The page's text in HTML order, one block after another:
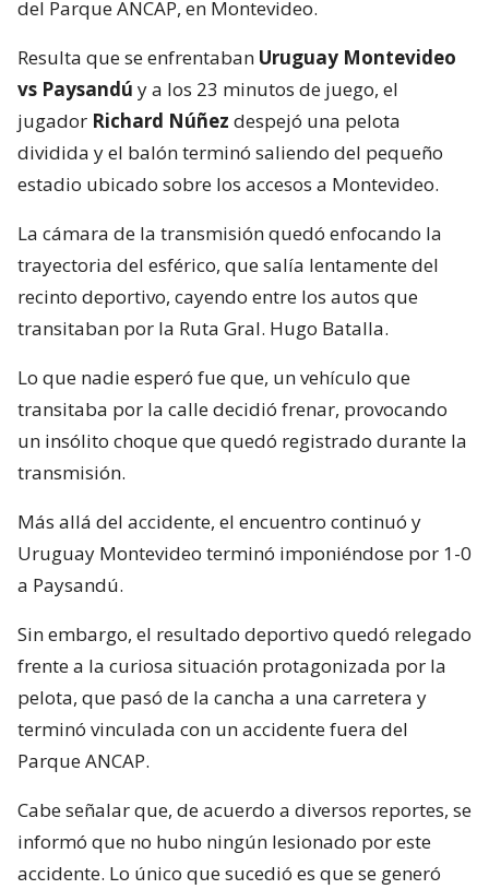
del Parque ANCAP, en Montevideo.
Resulta que se enfrentaban Uruguay Montevideo
vs Paysandú y a los 23 minutos de juego, el
jugador Richard Núñez despejó una pelota
dividida y el balón terminó saliendo del pequeño
estadio ubicado sobre los accesos a Montevideo.
La cámara de la transmisión quedó enfocando la
trayectoria del esférico, que salía lentamente del
recinto deportivo, cayendo entre los autos que
transitaban por la Ruta Gral. Hugo Batalla.
Lo que nadie esperó fue que, un vehículo que
transitaba por la calle decidió frenar, provocando
un insólito choque que quedó registrado durante la
transmisión.
Más allá del accidente, el encuentro continuó y
Uruguay Montevideo terminó imponiéndose por 1-0
a Paysandú.
Sin embargo, el resultado deportivo quedó relegado
frente a la curiosa situación protagonizada por la
pelota, que pasó de la cancha a una carretera y
terminó vinculada con un accidente fuera del
Parque ANCAP.
Cabe señalar que, de acuerdo a diversos reportes, se
informó que no hubo ningún lesionado por este
accidente. Lo único que sucedió es que se generó